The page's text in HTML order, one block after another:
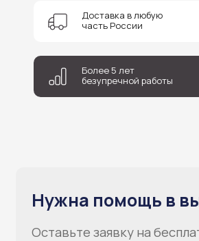
Доставка в любую
часть России
Более 5 лет
безупречной работы